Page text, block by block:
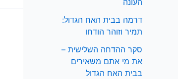
דרמה בבית האח הגדול:
תמיר וזוהר הודחו
סקר ההדחה השלישית –
את מי אתם משאירים
בבית האח הגדול